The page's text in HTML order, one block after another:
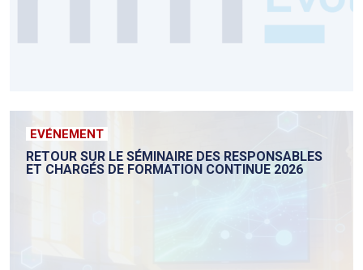
EVÉNEMENT
RETOUR SUR LE SÉMINAIRE DES RESPONSABLES
ET CHARGÉS DE FORMATION CONTINUE 2026